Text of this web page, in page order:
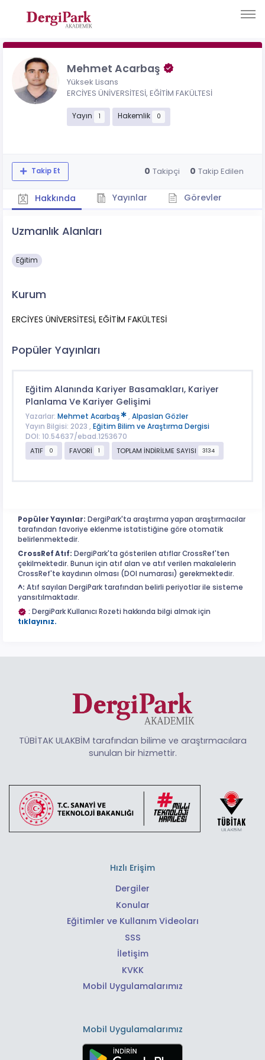
Mehmet Acarbaş
Yüksek Lisans
ERCİYES ÜNİVERSİTESİ, EĞİTİM FAKÜLTESİ
Yayın 1 Hakemlik 0
Takip Et 0 Takipçi 0 Takip Edilen
Hakkında Yayınlar Görevler
Uzmanlık Alanları
Eğitim
Kurum
ERCİYES ÜNİVERSİTESİ, EĞİTİM FAKÜLTESİ
Popüler Yayınları
Eğitim Alanında Kariyer Basamakları, Kariyer
Planlama Ve Kariyer Gelişimi
Yazarlar: Mehmet Acarbaş , Alpaslan Gözler
Yayın Bilgisi: 2023 , Eğitim Bilim ve Araştırma Dergisi
DOI: 10.54637/ebad.1253670
ATIF
0 FAVORİ 1 TOPLAM İNDİRİLME SAYISI 3134
Popüler Yayınlar: DergiPark'ta araştırma yapan araştırmacılar
tarafından favoriye eklenme istatistiğine göre otomatik
belirlenmektedir.
CrossRef Atıf: DergiPark'ta gösterilen atıflar CrossRef'ten
çekilmektedir. Bunun için atıf alan ve atıf verilen makalelerin
CrossRef'te kaydının olması (DOI numarası) gerekmektedir.
^: Atıf sayıları DergiPark tarafından belirli periyotlar ile sisteme
yansıtılmaktadır.
: DergiPark Kullanıcı Rozeti hakkında bilgi almak için
tıklayınız.
TÜBİTAK ULAKBİM tarafından bilime ve araştırmacılara
sunulan bir hizmettir.
Hızlı Erişim
Dergiler
Konular
Eğitimler ve Kullanım Videoları
SSS
İletişim
KVKK
Mobil Uygulamalarımız
Mobil Uygulamalarımız